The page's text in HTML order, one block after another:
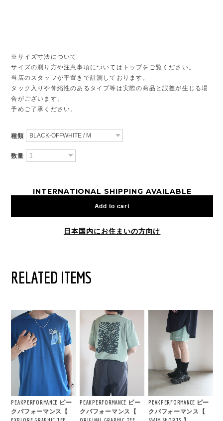
※サイズ寸法について
サイズの測り方や注意事項についてはトップをご覧ください。
当店のスタッフが平置きで計測しております。
タック入りや伸縮性のあるタイプ等は実際の商品と誤差が生じる場
合がございます。
予めご了承ください。
種類
数量
INTERNATIONAL SHIPPING AVAILABLE
Add to cart
日本国内にお住まいの方向け
RELATED ITEMS
PEAKPERFORMANCE ピー
クパフォーマンス【
PEAKPERFORMANCE ピー
クパフォーマンス【
PEAKPERFORMANCE ピー
クパフォーマンス【